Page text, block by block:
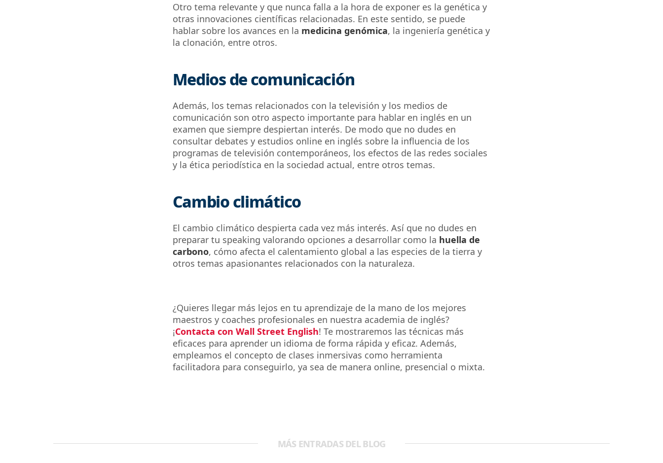
Otro tema relevante y que nunca falla a la hora de exponer es la genética y
otras innovaciones científicas relacionadas. En este sentido, se puede
hablar sobre los avances en la medicina genómica, la ingeniería genética y
la clonación, entre otros.
Medios de comunicación
Además, los temas relacionados con la televisión y los medios de
comunicación son otro aspecto importante para hablar en inglés en un
examen que siempre despiertan interés. De modo que no dudes en
consultar debates y estudios online en inglés sobre la influencia de los
programas de televisión contemporáneos, los efectos de las redes sociales
y la ética periodística en la sociedad actual, entre otros temas.
Cambio climático
El cambio climático despierta cada vez más interés. Así que no dudes en
preparar tu speaking valorando opciones a desarrollar como la huella de
carbono, cómo afecta el calentamiento global a las especies de la tierra y
otros temas apasionantes relacionados con la naturaleza.
¿Quieres llegar más lejos en tu aprendizaje de la mano de los mejores
maestros y coaches profesionales en nuestra academia de inglés?
¡Contacta con Wall Street English! Te mostraremos las técnicas más
eficaces para aprender un idioma de forma rápida y eficaz. Además,
empleamos el concepto de clases inmersivas como herramienta
facilitadora para conseguirlo, ya sea de manera online, presencial o mixta.
MÁS ENTRADAS DEL BLOG